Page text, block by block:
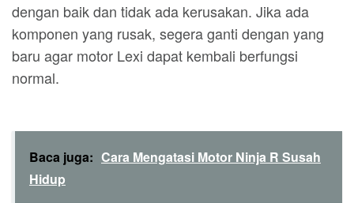
dengan baik dan tidak ada kerusakan. Jika ada
komponen yang rusak, segera ganti dengan yang
baru agar motor Lexi dapat kembali berfungsi
normal.
Baca juga: Cara Mengatasi Motor Ninja R Susah
Hidup